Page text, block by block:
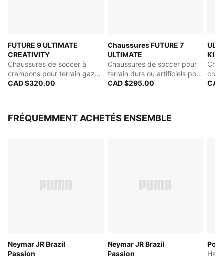
FUTURE 9 ULTIMATE
CREATIVITY
Chaussures de soccer à
crampons pour terrain gazon
ou tapis d'herbe artificielle
CAD $320.00
Chaussures FUTURE 7
ULTIMATE
Chaussures de soccer pour
terrain durs ou artificiels pour
hommes
CAD $295.00
FRÉQUEMMENT ACHETÉS ENSEMBLE
Neymar JR Brazil
Passion
Neymar JR Brazil
Passion